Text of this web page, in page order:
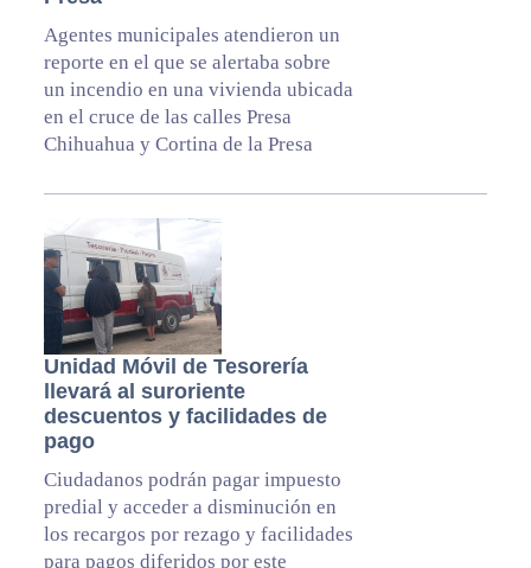
Agentes municipales atendieron un
reporte en el que se alertaba sobre
un incendio en una vivienda ubicada
en el cruce de las calles Presa
Chihuahua y Cortina de la Presa
Unidad Móvil de Tesorería
llevará al suroriente
descuentos y facilidades de
pago
Ciudadanos podrán pagar impuesto
predial y acceder a disminución en
los recargos por rezago y facilidades
para pagos diferidos por este